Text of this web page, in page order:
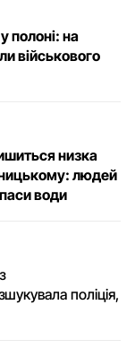
полоні: на
військового
низка
людей
води
поліція,